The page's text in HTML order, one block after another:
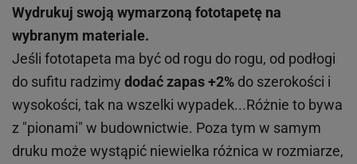
Wydrukuj swoją wymarzoną fototapetę na
wybranym materiale.
Jeśli fototapeta ma być od rogu do rogu, od podłogi
do sufitu radzimy dodać zapas +2% do szerokości i
wysokości, tak na wszelki wypadek...Różnie to bywa
z "pionami" w budownictwie. Poza tym w samym
druku może wystąpić niewielka różnica w rozmiarze,